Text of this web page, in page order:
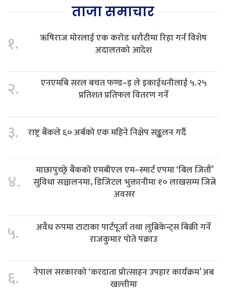
ताजा समाचार
१.
ऋषिराज मोरलाई एक करोड धरौटीमा रिहा गर्न विशेष
अदालतको आदेश
२.
एनएमबि सरल बचत फण्ड–इ ले इकाईधनीलाई ५.२५
प्रतिशत प्रतिफल वितरण गर्ने
३. राष्ट्र बैंकले ६० अर्बको एक महिने निक्षेप सङ्कलन गर्दै
४.
माछापुच्छ्रे बैंकको एमबीएल एम–स्मार्ट एपमा ‘बिल जितौं’
सुविधा सञ्चालनमा, डिजिटल भुक्तानीमा १० लाखसम्म जित्ने
अवसर
५.
अवैध रुपमा टाटाका पार्टपूर्जा तथा लुब्रिकेन्ट्स बिक्री गर्ने
राजकुमार पोते पक्राउ
६.
नेपाल सरकारको ‘करदाता प्रोत्साहन उपहार कार्यक्रम’ अब
खल्तीमा